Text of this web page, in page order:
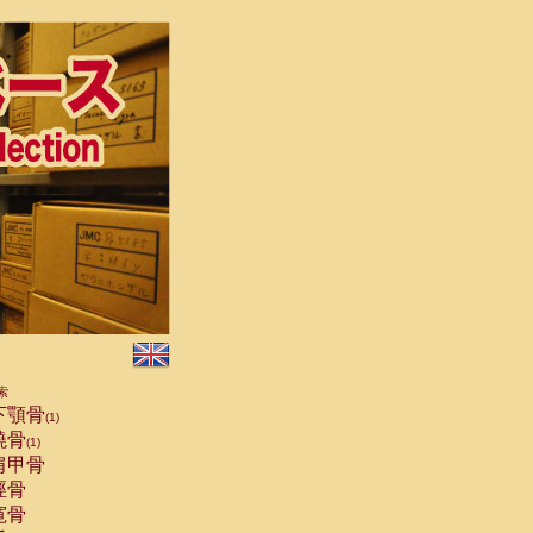
顎骨(1)
骨(1)
甲骨
骨
骨